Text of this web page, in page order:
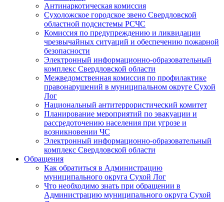
Антинаркотическая комиссия
Сухоложское городское звено Свердловской
областной подсистемы РСЧС
Комиссия по предупреждению и ликвидации
чрезвычайных ситуаций и обеспечению пожарной
безопасности
Электронный информационно-образовательный
комплекс Cвердловской области
Межведомственная комиссия по профилактике
правонарушений в муниципальном округе Сухой
Лог
Национальный антитеррористический комитет
Планирование мероприятий по эвакуации и
рассредоточению населения при угрозе и
возникновении ЧС
Электронный информационно-образовательный
комплекс Свердловской области
Обращения
Как обратиться в Администрацию
муниципального округа Сухой Лог
Что необходимо знать при обращении в
Администрацию муниципального округа Сухой